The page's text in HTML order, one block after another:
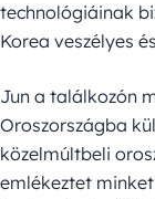
technológiáinak
Korea veszélyes
Jun a találkozón
Oroszországba
közelmúltbeli
emlékeztet